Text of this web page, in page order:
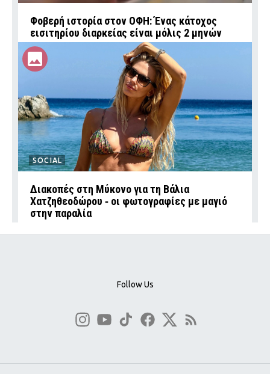
Φοβερή ιστορία στον ΟΦΗ: Ένας κάτοχος
εισιτηρίου διαρκείας είναι μόλις 2 μηνών
SOCIAL
Διακοπές στη Μύκονο για τη Βάλια
Χατζηθεοδώρου ‑ οι φωτογραφίες με μαγιό
στην παραλία
Follow Us